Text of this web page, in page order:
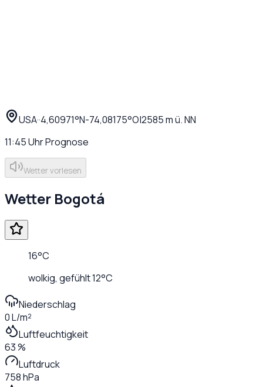
USA··4,60971°N-74,08175°O|2585m ü. NN
11:45UhrPrognose
Wetter vorlesen
Wetter Bogotá
16°C
wolkig, gefühlt12°C
Niederschlag
0 L/m²
Luftfeuchtigkeit
63 %
Luftdruck
758 hPa